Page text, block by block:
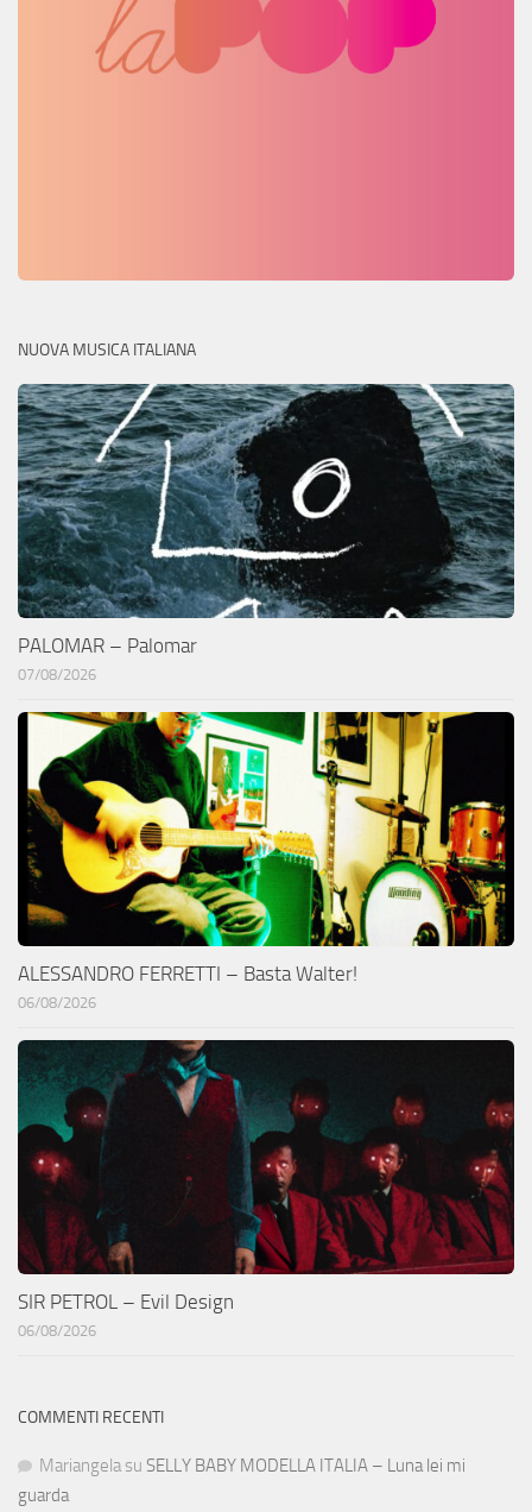
NUOVA MUSICA ITALIANA
PALOMAR – Palomar
07/08/2026
ALESSANDRO FERRETTI – Basta Walter!
06/08/2026
SIR PETROL – Evil Design
06/08/2026
COMMENTI RECENTI
Mariangela su SELLY BABY MODELLA ITALIA – Luna lei mi
guarda